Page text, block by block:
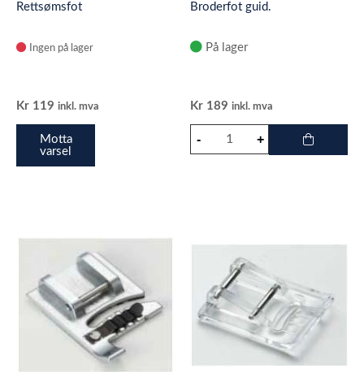
Rettsømsfot
Ingen på lager
Kr 119 inkl. mva
Motta
varsel
Broderfot guid.
På lager
Kr 189 inkl. mva